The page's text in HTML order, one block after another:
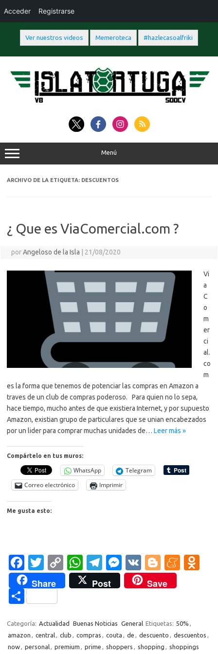
Ver nuestros videos Memeroteca #hazlecasoalfriki
Acceder Registrarse
contenido
Menú
ARCHIVO DE LA ETIQUETA: DESCUENTOS
¿ Que es ViaComercial.com ?
porAngeloso de la Isla 21/08/2020
Vi
a
C
o
m
er
ci
al.
co
m
es la forma que tenemos de potenciar las compras en Amazon a
traves de un club de compras poderoso. Para quien no lo sepa,
hace tiempo, mucho antes de que existiera Internet, y por supuesto
Amazon, existian grupo de particulares que se unian encabezados
por un lider para comprar muchas unidades de… Leer más »
Compártelo en tus muros:
WhatsApp
Telegram
Correo electrónico
Imprimir
Me gusta esto:
Fa
c
e
b
o
o
T
w
it
te
r
C
o
p
Li
n
W
h
at
A
p
T
el
e
a
m
M
es
se
g
er
V
K
Bl
o
g
er
M
a
m as
Share Post Save
C
m
p
Categoría: Actualidad Buenas Noticias General Etiquetas: 50% ,
amazon , central, club , compras , couta , de , descuento , descuentos ,
now, personal, premium , prime , shoppers , shopping , shoppings